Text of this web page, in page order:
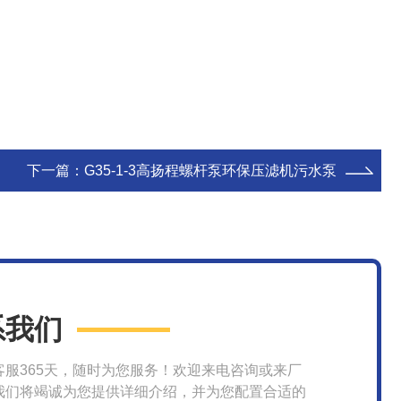
下一篇： G35-1-3高扬程螺杆泵环保压滤机污水泵
们
服365天，随时为您服务！欢迎来电咨询或来厂
们将竭诚为您提供详细介绍，并为您配置合适的